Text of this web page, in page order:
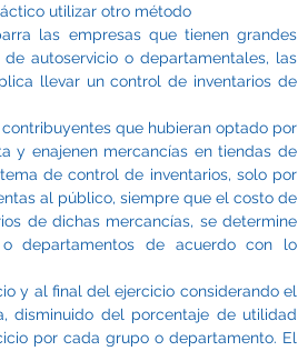
utilizar otro método
las empresas que tienen grandes
autoservicio o departamentales, las
llevar un control de inventarios de
contribuyentes que hubieran optado por
y enajenen mercancías en tiendas de
de control de inventarios, solo por
al público, siempre que el costo de
de dichas mercancías, se determine
departamentos de acuerdo con lo
y al final del ejercicio considerando el
disminuido del porcentaje de utilidad
por cada grupo o departamento. El